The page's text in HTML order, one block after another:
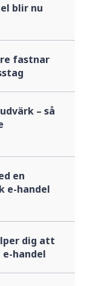
blir nu
fastnar
– så
en
e-handel
dig att
handel